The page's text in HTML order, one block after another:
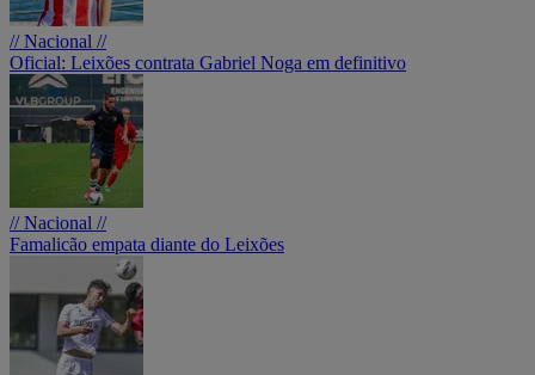
// Nacional //
Oficial: Leixões contrata Gabriel Noga em definitivo
// Nacional //
Famalicão empata diante do Leixões